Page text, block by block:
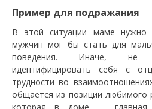
Пример для подражания
В этой ситуации маме нужно
мужчин мог бы стать для
поведения. Иначе, не
идентифицировать себя с
трудности во
общается из позиции любимого